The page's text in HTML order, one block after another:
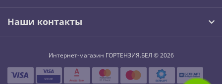
Наши контакты
Интернет-магазин ГОРТЕНЗИЯ.БЕЛ © 2026